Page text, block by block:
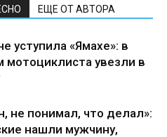
ЕЩЕ ОТ АВТОРА
уступила «Ямахе»: в
мотоциклиста увезли в
не понимал, что делал»:
нашли мужчину,